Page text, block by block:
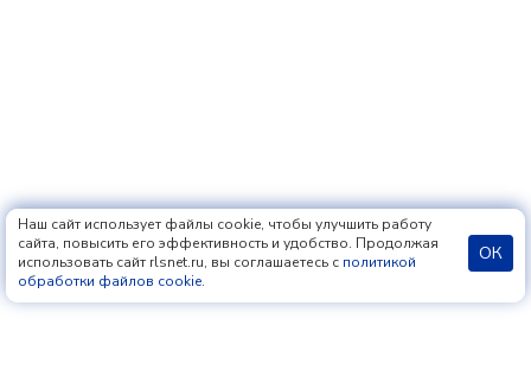
Наш сайт использует файлы cookie, чтобы улучшить работу
сайта, повысить его эффективность и удобство. Продолжая
использовать сайт rlsnet.ru, вы соглашаетесь с политикой
обработки файлов cookie.
ОК